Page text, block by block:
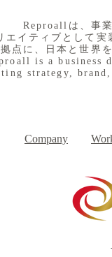
​Reproallは、事
エイティブとして
点に、日本と世界
is a business
strategy,
Company